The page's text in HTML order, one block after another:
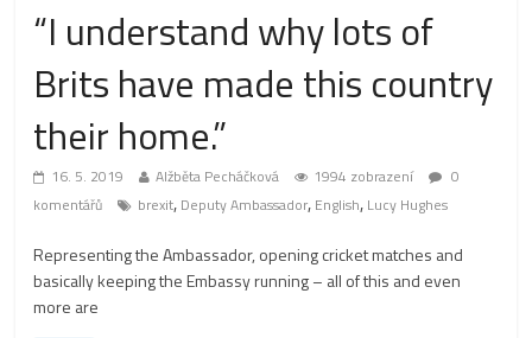
“I understand why lots of
Brits have made this country
their home.”
16. 5. 2019 Alžběta Pecháčková 1994 zobrazení
0
komentářů
brexit, Deputy Ambassador, English, Lucy Hughes
Representing the Ambassador, opening cricket matches and
basically keeping the Embassy running – all of this and even
more are